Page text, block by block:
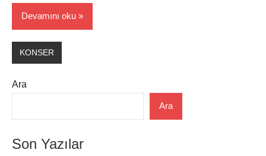
Devamını oku
KONSER
Ara
Ara
Son Yazılar